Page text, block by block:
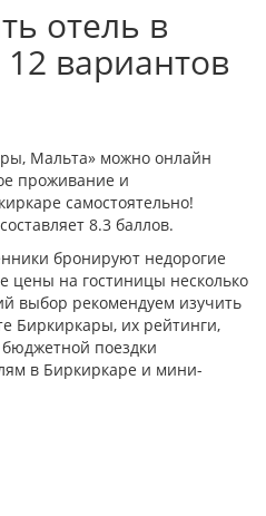
отель в
вариантов
Мальта» можно онлайн
проживание и
самостоятельно!
8.3 баллов.
бронируют недорогие
цены на гостиницы несколько
выбор рекомендуем изучить
Биркиркары, их рейтинги,
поездки
в Биркиркаре и мини-